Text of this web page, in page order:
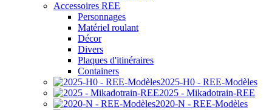
Accessoires REE
Personnages
Matériel roulant
Décor
Divers
Plaques d'itinéraires
Containers
2025-H0 - REE-Modèles
2025 - Mikadotrain-REE
2020-N - REE-Modèles